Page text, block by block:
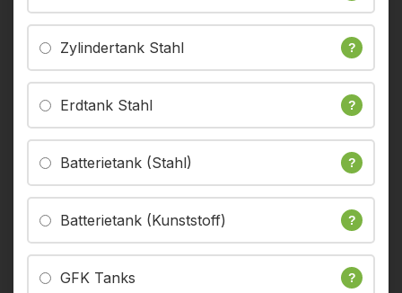
Zylindertank Stahl ?
Erdtank Stahl ?
Batterietank (Stahl) ?
Batterietank (Kunststoff) ?
GFK Tanks ?